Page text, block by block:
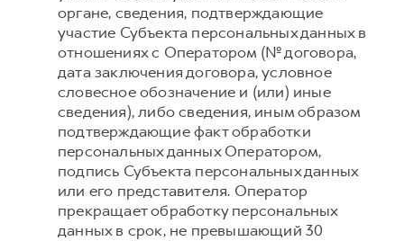
органе, сведения, подтверждающие
участие Субъекта персональных данных в
отношениях с Оператором (№ договора,
дата заключения договора, условное
словесное обозначение и (или) иные
сведения), либо сведения, иным образом
подтверждающие факт обработки
персональных данных Оператором,
подпись Субъекта персональных данных
или его представителя. Оператор
прекращает обработку персональных
данных в срок, не превышающий 30